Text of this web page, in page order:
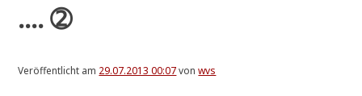
.... ➁
Veröffentlicht am 29.07.2013 00:07vonwvs